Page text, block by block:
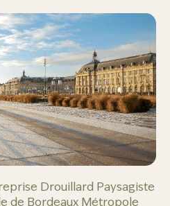
Drouillard Paysagiste
de Bordeaux Métropole